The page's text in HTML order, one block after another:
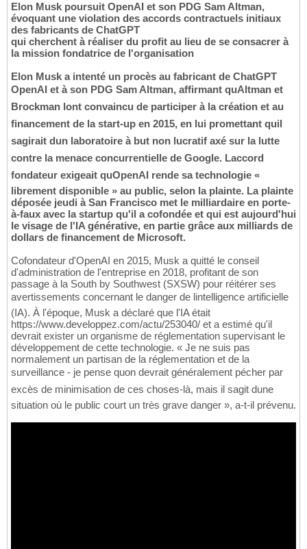
Elon Musk poursuit OpenAI et son PDG Sam Altman,
évoquant une violation des accords contractuels initiaux
des fabricants de ChatGPT
qui cherchent à réaliser du profit au lieu de se consacrer à
la mission fondatrice de l'organisation
Elon Musk a intenté un procès au fabricant de ChatGPT
OpenAI et à son PDG Sam Altman, affirmant quAltman et
Brockman lont convaincu de participer à la création et au
financement de la start-up en 2015, en lui promettant quil
sagirait dun laboratoire à but non lucratif axé sur la lutte
contre la menace concurrentielle de Google. Laccord
fondateur exigeait quOpenAI rende sa technologie «
librement disponible » au public, selon la plainte. La plainte
déposée jeudi à San Francisco met le milliardaire en porte-
à-faux avec la startup qu'il a cofondée et qui est aujourd'hui
le visage de l'IA générative, en partie grâce aux milliards de
dollars de financement de Microsoft.
Cofondateur d'OpenAI en 2015, Musk a quitté le conseil
d'administration de l'entreprise en 2018, profitant de son
passage à la South by Southwest (SXSW) pour réitérer ses
avertissements concernant le danger de lintelligence artificielle
(IA). À l'époque, Musk a déclaré que l'IA était
https://www.developpez.com/actu/253040/ et a estimé qu'il
devrait exister un organisme de réglementation supervisant le
développement de cette technologie. « Je ne suis pas
normalement un partisan de la réglementation et de la
surveillance - je pense quon devrait généralement pécher par
excès de minimisation de ces choses-là, mais il sagit dune
situation où le public court un très grave danger », a-t-il prévenu.